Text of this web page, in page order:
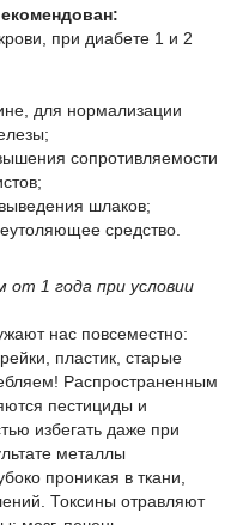
при диабете 1 и 2
для нормализации
сопротивляемости
шлаков;
средство.
1 года при условии
нас повсеместно:
пластик, старые
Распространенным
пестициды и
избегать даже при
металлы
проникая в ткани,
Токсины отравляют